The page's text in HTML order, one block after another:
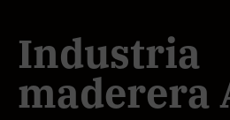
Industria
maderera